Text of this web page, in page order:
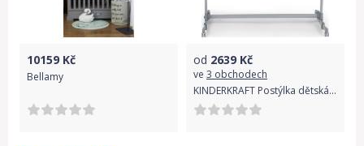
10159 Kč
Bellamy
od 2639 Kč
ve 3 obchodech
KINDERKRAFT Postýlka dětská polohovatelná Neste Up grey melange